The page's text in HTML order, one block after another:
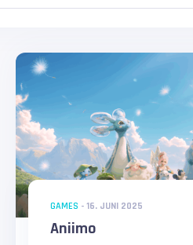
GAMES - 16. JUNI 2025
Aniimo